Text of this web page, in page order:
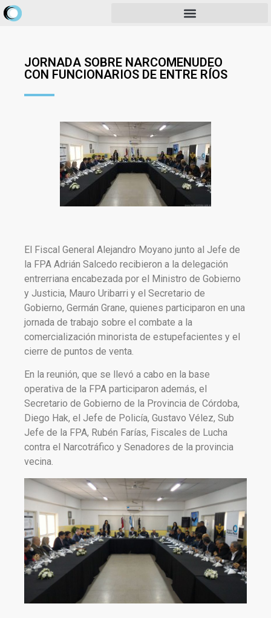
JORNADA SOBRE NARCOMENUDEO
CON FUNCIONARIOS DE ENTRE RÍOS
El Fiscal General Alejandro Moyano junto al Jefe de
la FPA Adrián Salcedo recibieron a la delegación
entrerriana encabezada por el Ministro de Gobierno
y Justicia, Mauro Uribarri y el Secretario de
Gobierno, Germán Grane, quienes participaron en una
jornada de trabajo sobre el combate a la
comercialización minorista de estupefacientes y el
cierre de puntos de venta.
En la reunión, que se llevó a cabo en la base
operativa de la FPA participaron además, el
Secretario de Gobierno de la Provincia de Córdoba,
Diego Hak, el Jefe de Policía, Gustavo Vélez, Sub
Jefe de la FPA, Rubén Farías, Fiscales de Lucha
contra el Narcotráfico y Senadores de la provincia
vecina.